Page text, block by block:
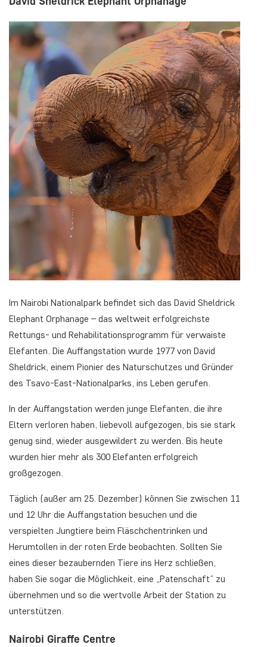
Im Nairobi Nationalpark befindet sich das David Sheldrick
Elephant Orphanage – das weltweit erfolgreichste
Rettungs- und Rehabilitationsprogramm für verwaiste
Elefanten. Die Auffangstation wurde 1977 von David
Sheldrick, einem Pionier des Naturschutzes und Gründer
des Tsavo-East-Nationalparks, ins Leben gerufen.
In der Auffangstation werden junge Elefanten, die ihre
Eltern verloren haben, liebevoll aufgezogen, bis sie stark
genug sind, wieder ausgewildert zu werden. Bis heute
wurden hier mehr als 300 Elefanten erfolgreich
großgezogen.
Täglich (außer am 25. Dezember) können Sie zwischen 11
und 12 Uhr die Auffangstation besuchen und die
verspielten Jungtiere beim Fläschchentrinken und
Herumtollen in der roten Erde beobachten. Sollten Sie
eines dieser bezaubernden Tiere ins Herz schließen,
haben Sie sogar die Möglichkeit, eine „Patenschaft“ zu
übernehmen und so die wertvolle Arbeit der Station zu
unterstützen.
Nairobi Giraffe Centre